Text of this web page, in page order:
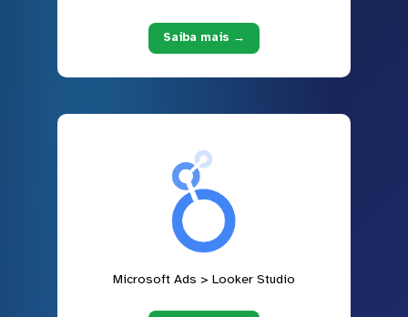
Saiba mais →
Microsoft Ads > Looker Studio